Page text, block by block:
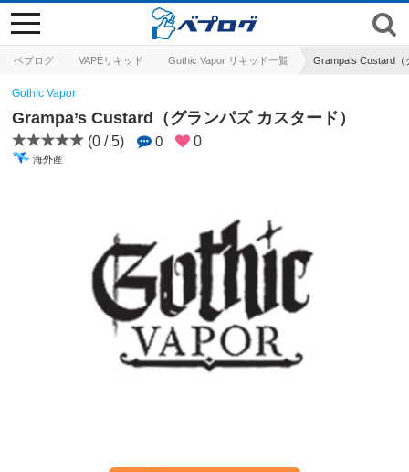
ベプログ VAPEリキッド Gothic Vapor リキッド一覧 Grampa’s Custard
toggle
navigation
Gothic Vapor
Grampa’s Custard（グランパズ カスタード）
(0 / 5) 0 0
海外産